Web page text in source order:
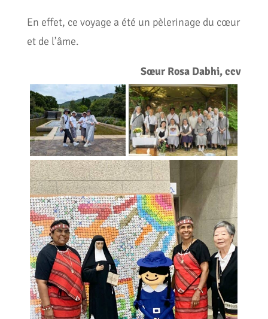
En effet, ce voyage a été un pèlerinage du cœur
et de l’âme.
Sœur Rosa Dabhi, ccv